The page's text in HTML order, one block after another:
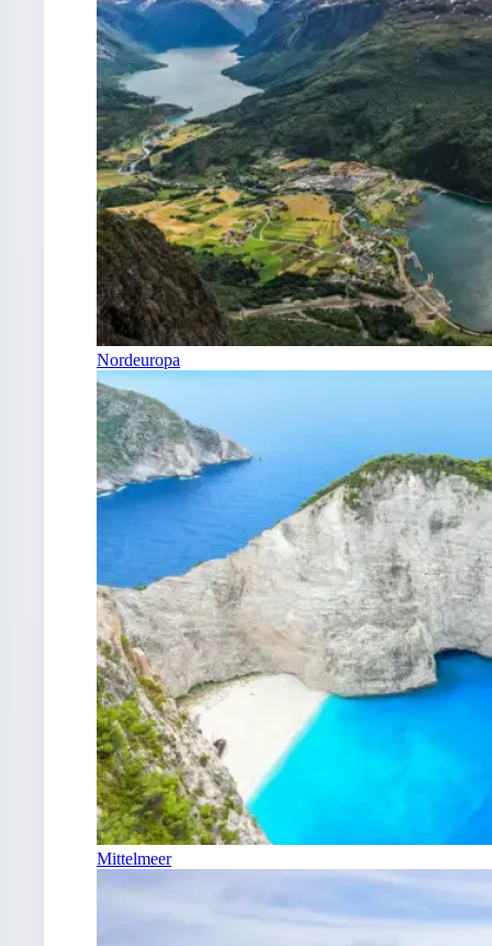
Nordeuropa
Mittelmeer